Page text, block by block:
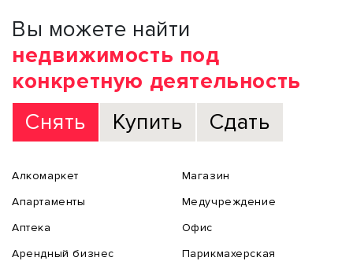
Вы можете найти
недвижимость под
конкретную деятельность
Снять
Купить Сдать
Алкомаркет
Апартаменты
Аптека
Арендный бизнес
Магазин
Медучреждение
Офис
Парикмахерская